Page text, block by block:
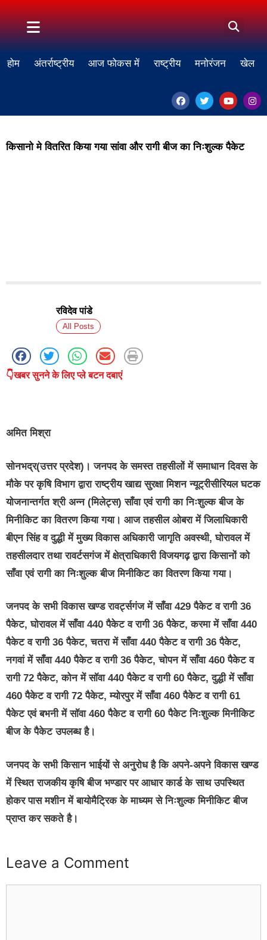
होम अंतर्राष्ट्रीय आज फोकस में राष्ट्रीय मनोरंजन खेल
किसानो मे वितरित किया गया सांवा और रागी बीज का निःशुल्क पैकेट
रविदेव पांडे
All Posts
👇खबर सुनने के लिए प्ले बटन दबाएं
अमित मिश्रा
सोनभद्र(उत्तर प्रदेश)। जनपद के समस्त तहसीलों में समाधान दिवस के
मौके पर कृषि विभाग द्वारा राष्ट्रीय खाद्य सुरक्षा मिशन न्यूट्रीसीरियल घटक
योजनान्तर्गत श्री अन्न (मिलेट्स) साँवा एवं रागी का निःशुल्क बीज के
मिनीकिट का वितरण किया गया। आज तहसील ओबरा में जिलाधिकारी
बीएन सिंह व दुद्धी में मुख्य विकास अधिकारी जागृति अवस्थी, घोरावल में
तहसीलदार तथा रावर्टसगंज में क्षेत्राधिकारी विजयगढ़ द्वारा किसानों को
साँवा एवं रागी का निःशुल्क बीज मिनीकिट का वितरण किया गया।
जनपद के सभी विकास खण्ड रावर्ट्सगंज में साँवा 429 पैकेट व रागी 36
पैकेट, घोरावल में साँवा 440 पैकेट व रागी 36 पैकेट, करमा में साँवा 440
पैकेट व रागी 36 पैकेट, चतरा में साँवा 440 पैकेट व रागी 36 पैकेट,
नगवां में साँवा 440 पैकेट व रागी 36 पैकेट, चोपन में साँवा 460 पैकेट व
रागी 72 पैकेट, कोन में सॉवा 440 पैकेट व रागी 60 पैकेट, दुद्धी में साँवा
460 पैकेट व रागी 72 पैकेट, म्योरपुर में साँवा 460 पैकेट व रागी 61
पैकेट एवं बभनी में सॉवा 460 पैकेट व रागी 60 पैकेट निःशुल्क मिनीकिट
बीज के पैकेट उपलब्ध है।
जनपद के सभी किसान भाईयों से अनुरोध है कि अपने-अपने विकास खण्ड
में स्थित राजकीय कृषि बीज भण्डार पर आधार कार्ड के साथ उपस्थित
होकर पास मशीन में बायोमैट्रिक के माध्यम से निःशुल्क मिनीकिट बीज
प्राप्त कर सकते है।
Leave a Comment